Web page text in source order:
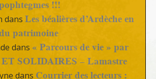
!!!
dans Les béalières d’Ardèche en
patrimoine
dans « Parcours de vie » par
SOLIDAIRES – Lamastre
dans Courrier des lecteurs :